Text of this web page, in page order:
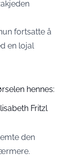
fortsatte å
en lojal
hennes:
Fritzl
den